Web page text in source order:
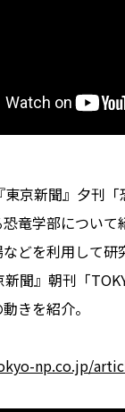
京新聞』夕刊
竜学部につい
どを利用して
聞』朝刊「
きを紹介。
np.co.jp/